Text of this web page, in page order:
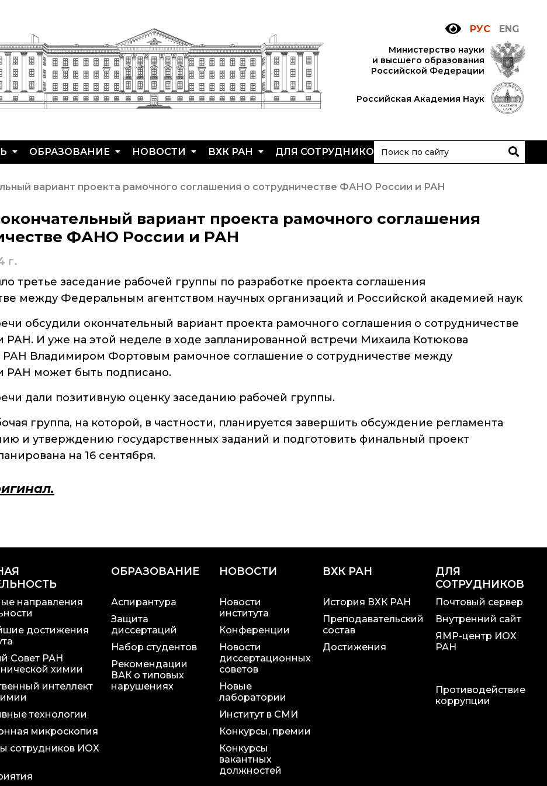
РУС ENG
Министерство науки
и высшего образования
Российской Федерации
Российская Академия Наук
ОБРАЗОВАНИЕ
Набор студентов
нарушениях
НОВОСТИ
Новости
диссертационных
советов
Институт в СМИ
должностей
ВХК РАН
Достижения
ДЛЯ СОТРУДНИКОВ
ЯМР-центр ИОХ РАН
вариант проекта рамочного соглашения о сотрудничестве ФАНО России и РАН
вариант проекта рамочного соглашения
ФАНО России и РАН
г.
третье заседание рабочей группы по разработке проекта соглашения
между Федеральным агентством научных организаций и Российской академией наук
обсудили окончательный вариант проекта рамочного соглашения о сотрудничестве
И уже на этой неделе в ходе запланированной встречи Михаила Котюкова
РАН Владимиром Фортовым рамочное соглашение о сотрудничестве между
может быть подписано.
дали позитивную оценку заседанию рабочей группы.
группа, на которой, в частности, планируется завершить обсуждение регламента
и утверждению государственных заданий и подготовить финальный проект
на 16 сентября.
направления
достижения
Совет РАН
химии
интеллект
технологии
микроскопия
сотрудников ИОХ
ОБРАЗОВАНИЕ
Аспирантура
Защита
диссертаций
Набор студентов
Рекомендации
ВАК о типовых
нарушениях
НОВОСТИ
Новости
института
Конференции
Новости
диссертационных
советов
Новые
лаборатории
Институт в СМИ
Конкурсы, премии
Конкурсы
вакантных
должностей
ВХК РАН
История ВХК РАН
Преподавательский
состав
Достижения
ДЛЯ
СОТРУДНИКОВ
Почтовый сервер
Внутренний сайт
ЯМР-центр ИОХ
РАН
Противодействие
коррупции